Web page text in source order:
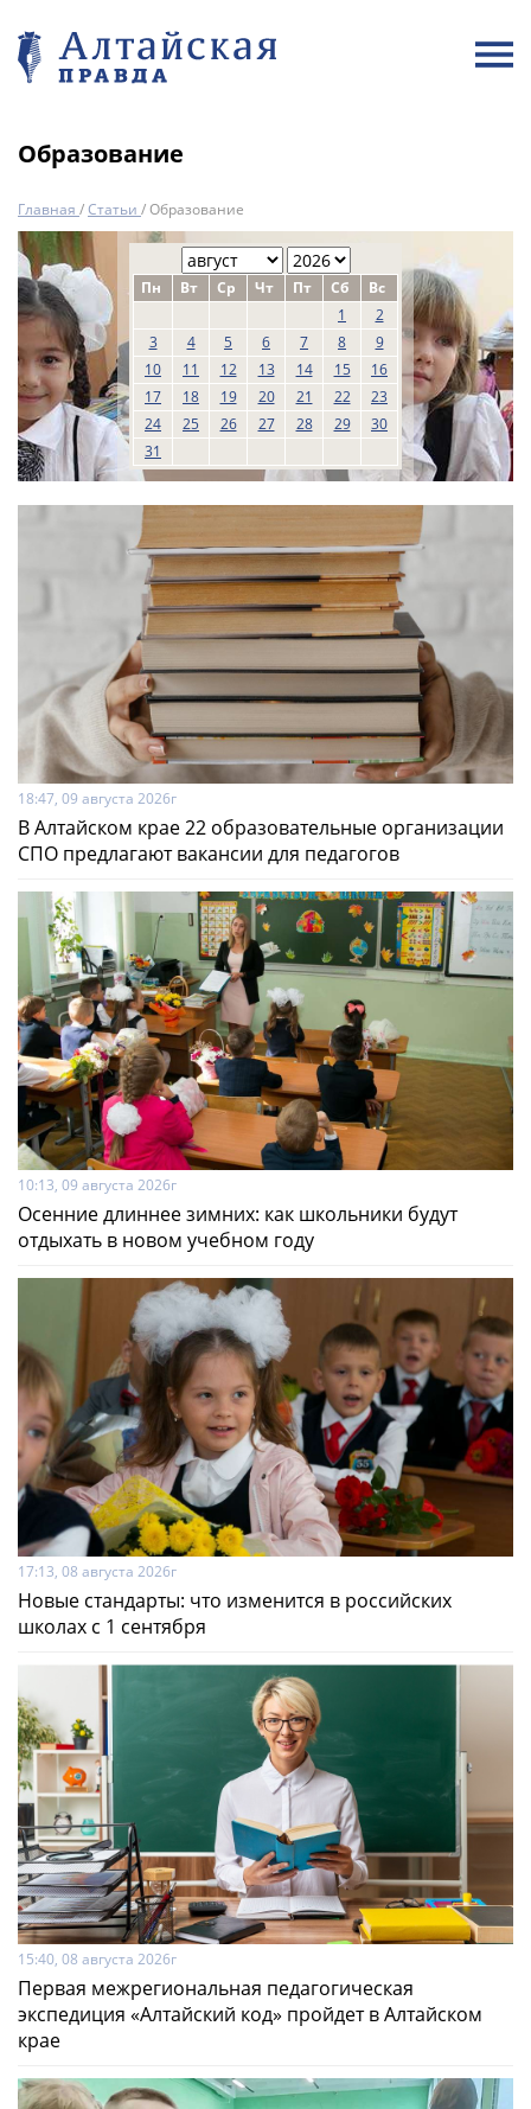
Образование
Главная /Статьи /Образование
Пн Вт Ср Чт Пт Сб
Вс
1
2
3
4 5 6 7 8
9
10
11 12 13 14 15
16
17
18 19 20 21 22
23
24
25 26 27 28 29
30
31
18:47, 09 августа 2026г
В Алтайском крае 22 образовательные организации
СПО предлагают вакансии для педагогов
10:13, 09 августа 2026г
Осенние длиннее зимних: как школьники будут
отдыхать в новом учебном году
17:13, 08 августа 2026г
Новые стандарты: что изменится в российских
школах с 1 сентября
15:40, 08 августа 2026г
Первая межрегиональная педагогическая
экспедиция «Алтайский код» пройдет в Алтайском
крае